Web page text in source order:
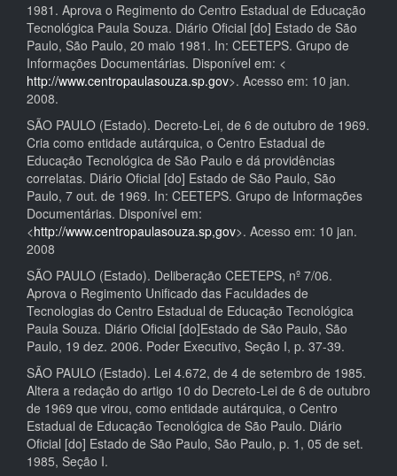
1981. Aprova o Regimento do Centro Estadual de Educação
Tecnológica Paula Souza. Diário Oficial [do] Estado de São
Paulo, São Paulo, 20 maio 1981. In: CEETEPS. Grupo de
Informações Documentárias. Disponível em: <
http://www.centropaulasouza.sp.gov>. Acesso em: 10 jan.
2008.
SÃO PAULO (Estado). Decreto-Lei, de 6 de outubro de 1969.
Cria como entidade autárquica, o Centro Estadual de
Educação Tecnológica de São Paulo e dá providências
correlatas. Diário Oficial [do] Estado de São Paulo, São
Paulo, 7 out. de 1969. In: CEETEPS. Grupo de Informações
Documentárias. Disponível em:
<http://www.centropaulasouza.sp,gov>. Acesso em: 10 jan.
2008
SÃO PAULO (Estado). Deliberação CEETEPS, nº 7/06.
Aprova o Regimento Unificado das Faculdades de
Tecnologias do Centro Estadual de Educação Tecnológica
Paula Souza. Diário Oficial [do]Estado de São Paulo, São
Paulo, 19 dez. 2006. Poder Executivo, Seção I, p. 37-39.
SÃO PAULO (Estado). Lei 4.672, de 4 de setembro de 1985.
Altera a redação do artigo 10 do Decreto-Lei de 6 de outubro
de 1969 que virou, como entidade autárquica, o Centro
Estadual de Educação Tecnológica de São Paulo. Diário
Oficial [do] Estado de São Paulo, São Paulo, p. 1, 05 de set.
1985, Seção I.